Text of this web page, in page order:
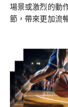
場景或激烈的動
節，帶來更加流